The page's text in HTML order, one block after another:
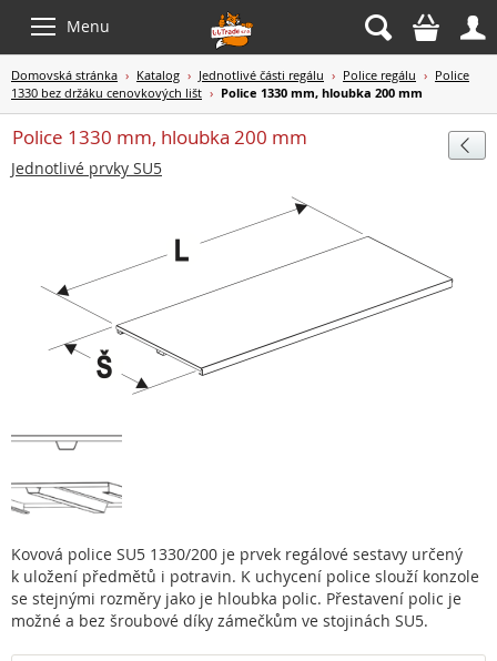
Menu   
Domovská stránka › Katalog › Jednotlivé části regálu › Police regálu › Police
1330 bez držáku cenovkových lišt › Police 1330 mm, hloubka 200 mm

Police 1330 mm, hloubka 200 mm
Jednotlivé prvky SU5
Kovová police SU5 1330/200 je prvek regálové sestavy určený
k uložení předmětů i potravin. K uchycení police slouží konzole
se stejnými rozměry jako je hloubka polic. Přestavení polic je
možné a bez šroubové díky zámečkům ve stojinách SU5.